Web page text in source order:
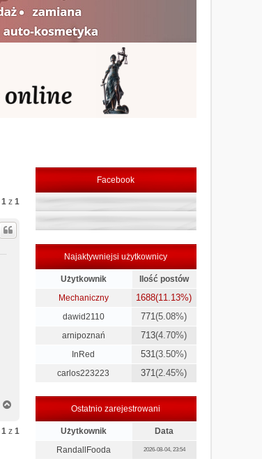
1z 1
g
ó
1z 1
Facebook
Najaktywniejsi użytkownicy
Użytkownik
Ilość postów
Mechaniczny
1688(11.13%)
dawid2110 771(5.08%)
arnipoznań 713(4.70%)
InRed 531(3.50%)
carlos223223 371(2.45%)
Ostatnio zarejestrowani
Użytkownik
Data
RandallFooda
2026-08-04, 23:54